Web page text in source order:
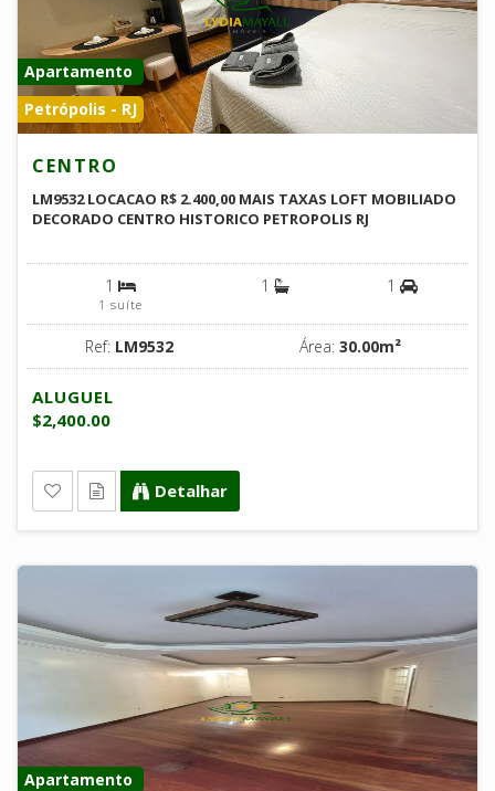
Apartamento
Petrópolis - RJ
CENTRO
LM9532 LOCACAO R$ 2.400,00 MAIS TAXAS LOFT MOBILIADO
DECORADO CENTRO HISTORICO PETROPOLIS RJ
1
1 suíte
1 1
Ref: LM9532 Área: 30.00m²
ALUGUEL
$2,400.00
Detalhar
Apartamento